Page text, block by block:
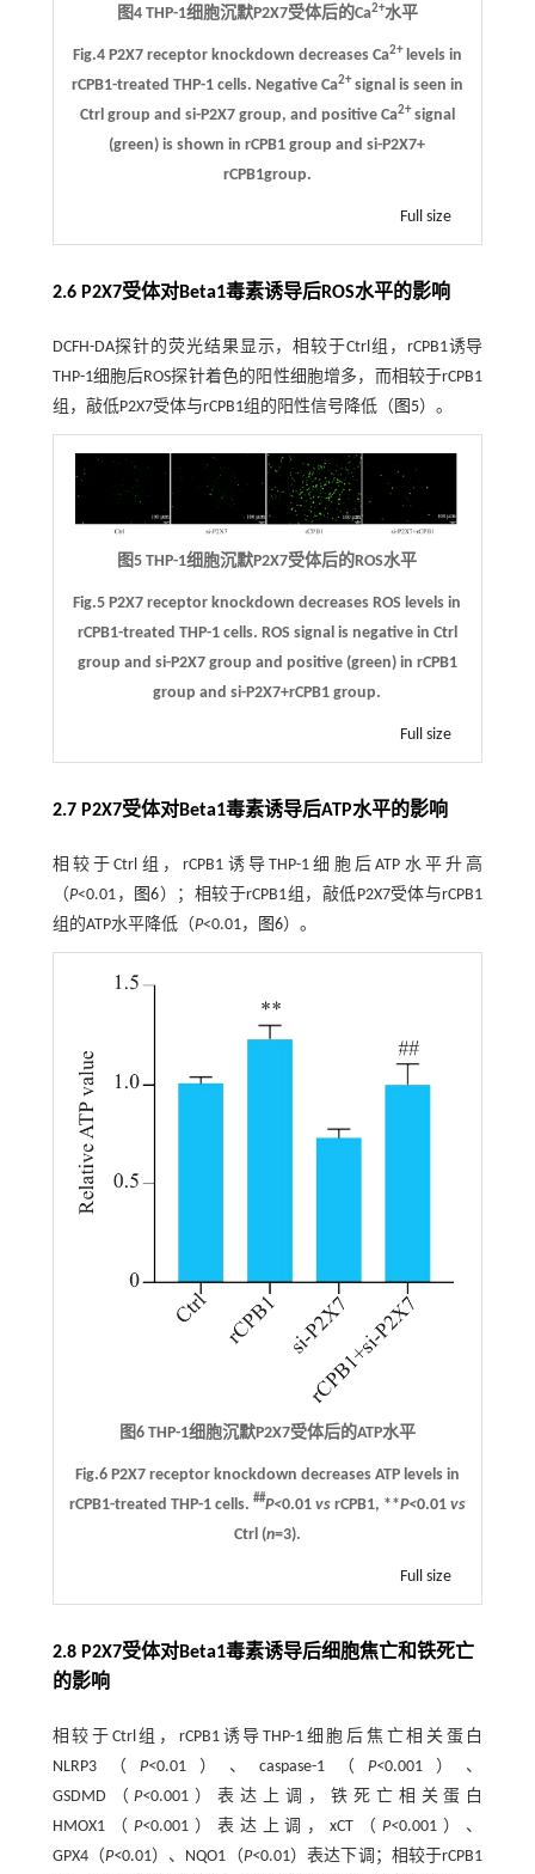
图4 THP-1细胞沉默P2X7受体后的Ca2+水平
Fig.4 P2X7 receptor knockdown decreases Ca2+levels in
rCPB1-treated THP-1 cells. Negative Ca2+signal is seen in
Ctrl group and si-P2X7 group, and positive Ca2+signal
(green) is shown in rCPB1 group and si-P2X7+
rCPB1group.
Full size
2.6 P2X7受体对Beta1毒素诱导后ROS水平的影响
DCFH-DA探针的荧光结果显示，相较于Ctrl组，rCPB1诱导
THP-1细胞后ROS探针着色的阳性细胞增多，而相较于rCPB1
组，敲低P2X7受体与rCPB1组的阳性信号降低（ 图5）。
图5 THP-1细胞沉默P2X7受体后的ROS水平
Fig.5 P2X7 receptor knockdown decreases ROS levels in
rCPB1-treated THP-1 cells. ROS signal is negative in Ctrl
group and si-P2X7 group and positive (green) in rCPB1
group and si-P2X7+rCPB1 group.
Full size
2.7 P2X7受体对Beta1毒素诱导后ATP水平的影响
相较于Ctrl组，rCPB1诱导THP-1细胞后ATP水平升高
（P<0.01， 图6）；相较于rCPB1组，敲低P2X7受体与rCPB1
组的ATP水平降低（P<0.01， 图6）。
图6 THP-1细胞沉默P2X7受体后的ATP水平
Fig.6 P2X7 receptor knockdown decreases ATP levels in
rCPB1-treated THP-1 cells. ##P<0.01 vsrCPB1, **P<0.01 vs
Ctrl (n=3).
Full size
2.8 P2X7受体对Beta1毒素诱导后细胞焦亡和铁死亡
的影响
相较于Ctrl组，rCPB1诱导THP-1细胞后焦亡相关蛋白
NLRP3（ P<0.01）、caspase-1（P<0.001）、
GSDMD（P<0.001）表达上调，铁死亡相关蛋白
HMOX1（ P<0.001）表达上调，xCT（P<0.001）、
GPX4（P<0.01）、NQO1（P<0.01）表达下调；相较于rCPB1